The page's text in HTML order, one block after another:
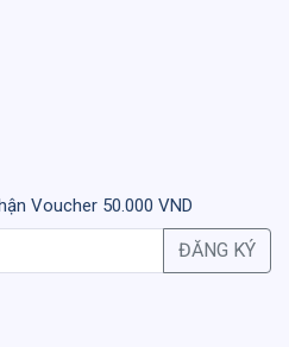
Voucher 50.000 VND
ĐĂNG KÝ